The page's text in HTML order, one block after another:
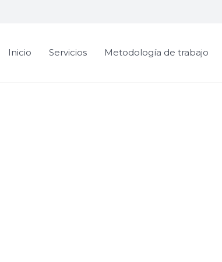
Inicio Servicios Metodología de trabajo